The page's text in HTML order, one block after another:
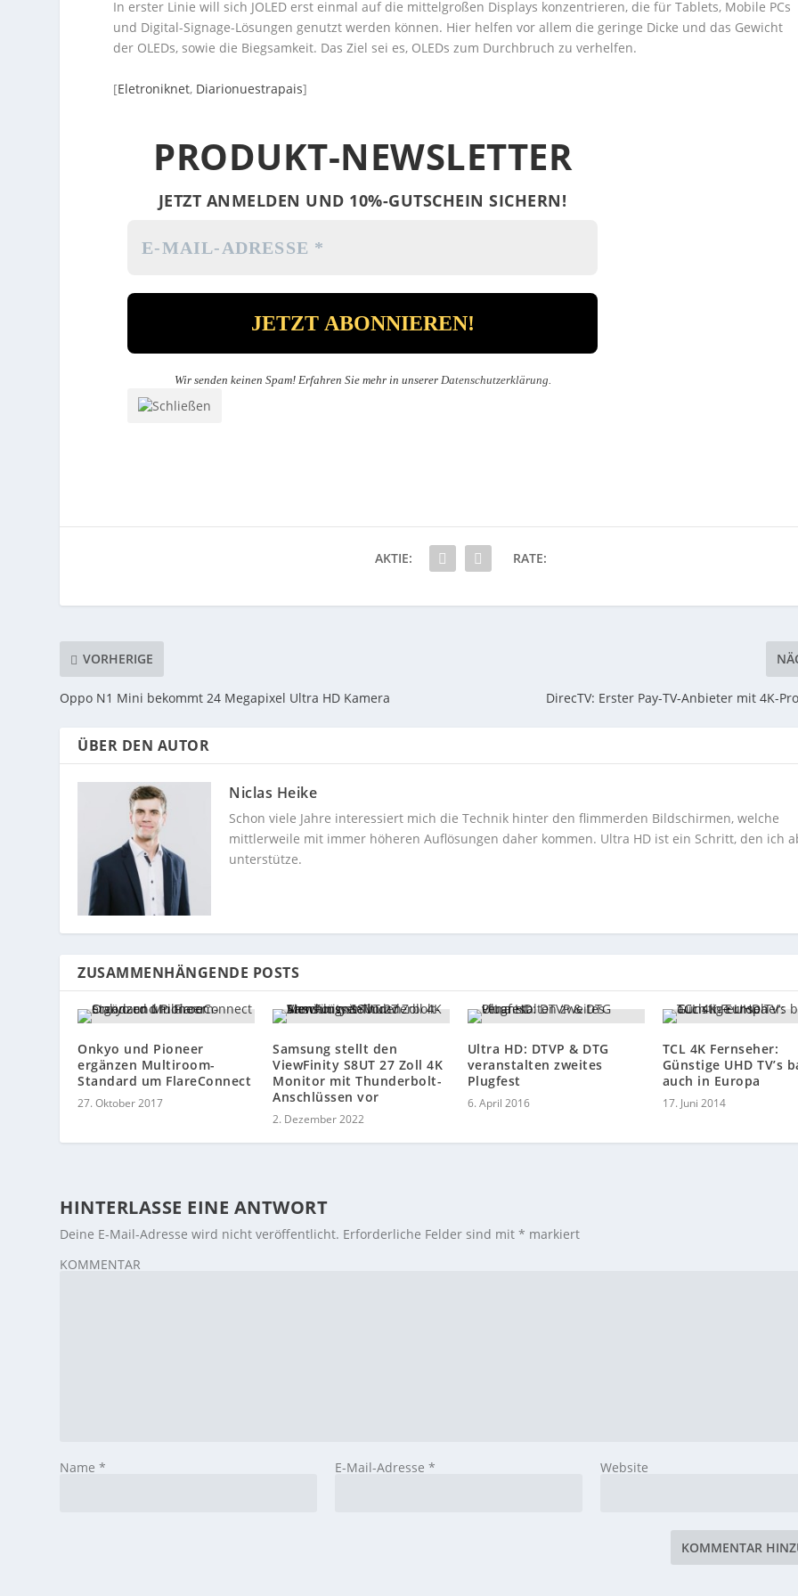
In erster Linie will sich JOLED erst einmal auf die mittelgroßen Displays konzentrieren, die für Tablets, Mobile PCs
und Digital-Signage-Lösungen genutzt werden können. Hier helfen vor allem die geringe Dicke und das Gewicht
der OLEDs, sowie die Biegsamkeit. Das Ziel sei es, OLEDs zum Durchbruch zu verhelfen.
[Eletroniknet, Diarionuestrapais]
PRODUKT-NEWSLETTER
JETZT ANMELDEN UND 10%-GUTSCHEIN SICHERN!
Wir senden keinen Spam! Erfahren Sie mehr in unserer Datenschutzerklärung
AKTIE: RATE:
VORHERIGE
Oppo N1 Mini bekommt 24 Megapixel Ultra HD Kamera DirecTV: Erster Pay-TV-Anbieter mit 4K-
ÜBER DEN AUTOR
Niclas Heike
Schon viele Jahre interessiert mich die Technik hinter den flimmerden Bildschirmen, welche
mittlerweile mit immer höheren Auflösungen daher kommen. Ultra HD ist ein Schritt, den ich
unterstütze.
ZUSAMMENHÄNGENDE POSTS
Onkyo und Pioneer
ergänzen Multiroom-
Standard um FlareConnect
27. Oktober 2017
Samsung stellt den
ViewFinity S8UT 27 Zoll 4K
Monitor mit Thunderbolt-
Anschlüssen vor
2. Dezember 2022
Ultra HD: DTVP & DTG
veranstalten zweites
Plugfest
6. April 2016
TCL 4K Fernseher:
Günstige UHD TV’s
auch in Europa
17. Juni 2014
HINTERLASSE EINE ANTWORT
Deine E-Mail-Adresse wird nicht veröffentlicht. Erforderliche Felder sind mit* markiert
KOMMENTAR
Name* E-Mail-Adresse * Website